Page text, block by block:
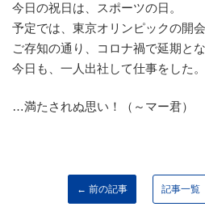
今日の祝日は、スポーツの日。
予定では、東京オリンピックの開会
ご存知の通り、コロナ禍で延期とな
今日も、一人出社して仕事をした。
…満たされぬ思い！（～マー君）
← 前の記事 記事一覧